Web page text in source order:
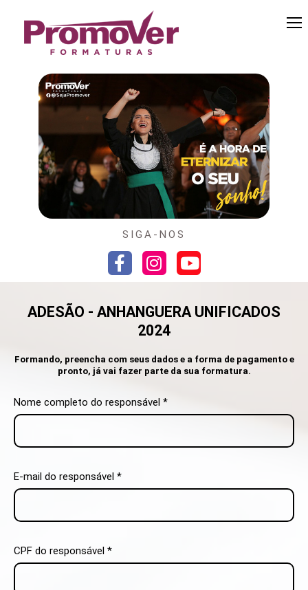
SIGA-NOS
ADESÃO - ANHANGUERA UNIFICADOS
2024
Formando, preencha com seus dados e a forma de pagamento e
pronto, já vai fazer parte da sua formatura.
Nome completo do responsável *
E-mail do responsável *
CPF do responsável *